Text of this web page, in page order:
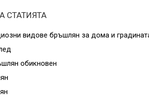
СТАТИЯТА
видове бръшлян за дома и
обикновен